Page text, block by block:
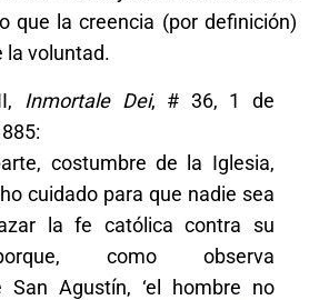
que la creencia (por definición)
la voluntad.
Inmortale Dei, # 36, 1 de
costumbre de la Iglesia,
cuidado para que nadie sea
la fe católica contra su
como observa
San Agustín, ‘el hombre no